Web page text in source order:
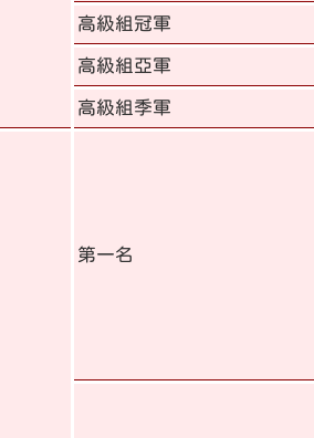
高級組冠軍
高級組亞軍
高級組季軍
第一名